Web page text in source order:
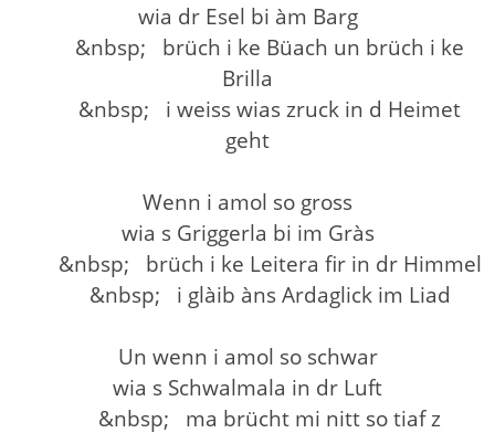
wia dr Esel bi àm Barg
&nbsp; brüch i ke Büach un brüch i ke
Brilla
&nbsp; i weiss wias zruck in d Heimet
geht
Wenn i amol so gross
wia s Griggerla bi im Gràs
&nbsp; brüch i ke Leitera fir in dr Himmel
&nbsp; i glàib àns Ardaglick im Liad
Un wenn i amol so schwar
wia s Schwalmala in dr Luft
&nbsp; ma brücht mi nitt so tiaf z